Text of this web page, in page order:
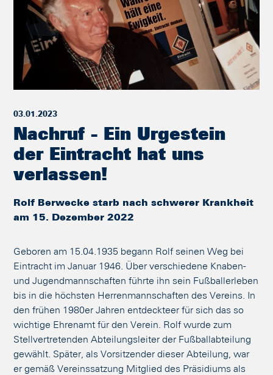
03.01.2023
Nachruf - Ein Urgestein
der Eintracht hat uns
verlassen!
Rolf Berwecke starb nach schwerer Krankheit
am 15. Dezember 2022
Geboren am 15.04.1935 begann Rolf seinen Weg bei
Eintracht im Januar 1946. Über verschiedene Knaben-
und Jugendmannschaften führte ihn sein Fußballerleben
bis in die höchsten Herrenmannschaften des Vereins. In
den frühen 1980er Jahren entdeckteer für sich das so
wichtige Ehrenamt für den Verein. Rolf wurde zum
Stellvertretenden Abteilungsleiter der Fußballabteilung
gewählt. Später, als Vorsitzender dieser Abteilung, war
er gemäß Vereinssatzung Mitglied des Präsidiums als